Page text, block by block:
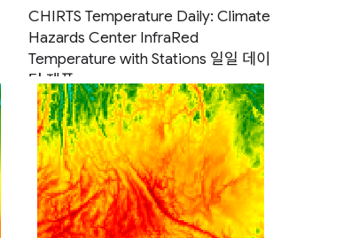
CHIRTS Temperature Daily: Climate
Hazards Center InfraRed
Temperature with Stations 일일 데이
터 제품